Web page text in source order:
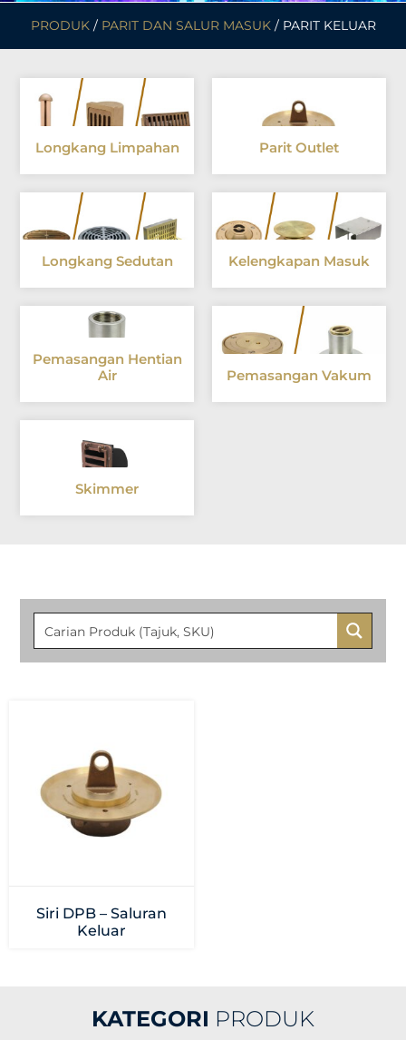
PRODUK/ PARIT DAN SALUR MASUK/ PARIT KELUAR
Longkang Limpahan Parit Outlet
Longkang Sedutan Kelengkapan Masuk
Pemasangan Hentian
Air
Pemasangan Vakum
Skimmer
Siri DPB – Saluran
Keluar
KATEGORI PRODUK